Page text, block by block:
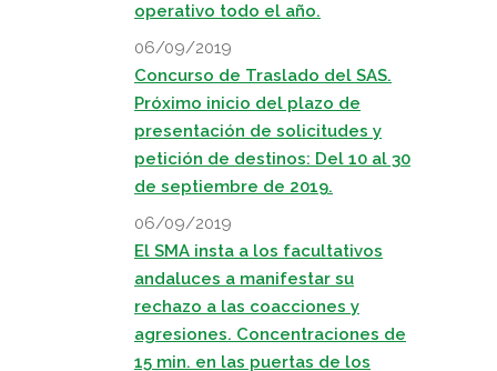
operativo todo el año.
06/09/2019
Concurso de Traslado del SAS.
Próximo inicio del plazo de
presentación de solicitudes y
petición de destinos: Del 10 al 30
de septiembre de 2019.
06/09/2019
El SMA insta a los facultativos
andaluces a manifestar su
rechazo a las coacciones y
agresiones. Concentraciones de
15 min. en las puertas de los